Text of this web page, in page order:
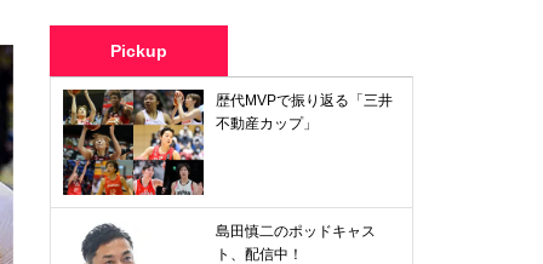
Pickup
歴代MVPで振り返る「三井
不動産カップ」
島田慎二のポッドキャス
ト、配信中！